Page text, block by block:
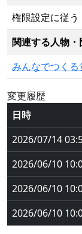
権限設定に従う
関連する人物・
みんなでつく
変更履歴
日時
2026/07/14
2026/06/10
2026/06/10
2026/06/10